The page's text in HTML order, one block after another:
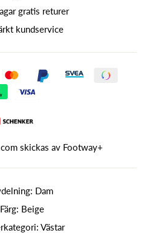
gratis returer
kundservice
skickas av Footway+
Dam
Färg: Beige
Västar